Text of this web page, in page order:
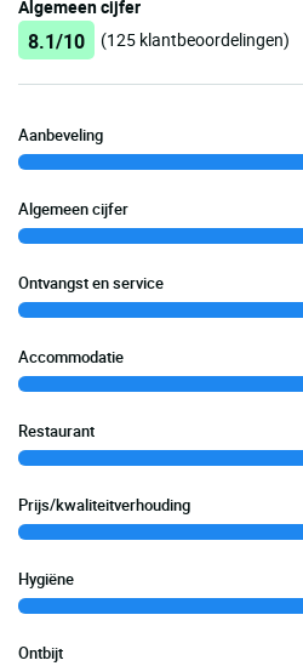
Algemeen cijfer
8.1/10 (125 klantbeoordelingen)
Aanbeveling
Algemeen cijfer
Ontvangst en service
Accommodatie
Restaurant
Prijs/kwaliteitverhouding
Hygiëne
Ontbijt